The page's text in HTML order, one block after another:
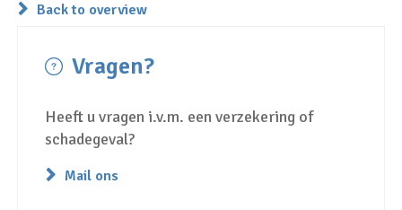
Back to overview
Vragen?
Heeft u vragen i.v.m. een verzekering of
schadegeval?
Mail ons